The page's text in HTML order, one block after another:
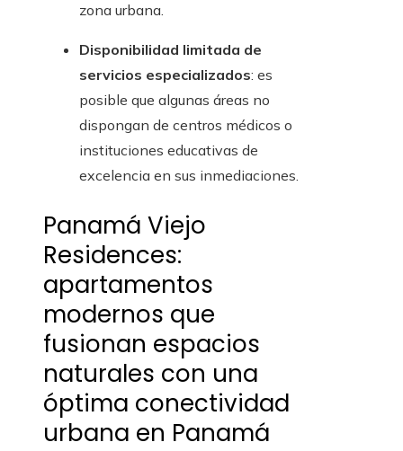
zona urbana.
Disponibilidad limitada de
servicios especializados: es
posible que algunas áreas no
dispongan de centros médicos o
instituciones educativas de
excelencia en sus inmediaciones.
Panamá Viejo
Residences:
apartamentos
modernos que
fusionan espacios
naturales con una
óptima conectividad
urbana en Panamá